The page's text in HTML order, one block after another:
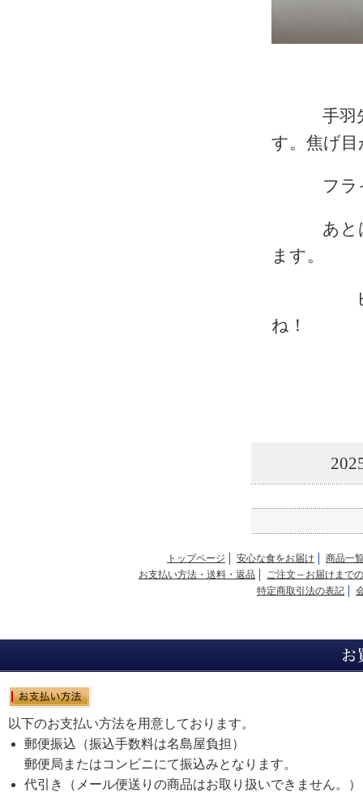
手羽先を
す。焦げ
フライ
あとは、
ます。
ビール
ね！
トップページ 安心な食をお届け
商品一
お支払い方法・送料・返品
ご注文～お届けまで
特定商取引法の表記
以下のお支払い方法を用意しております。
郵便振込（振込手数料は名島屋負担）
郵便局またはコンビニにて振込みとなります。
代引き（メール便送りの商品はお取り扱いできません。）